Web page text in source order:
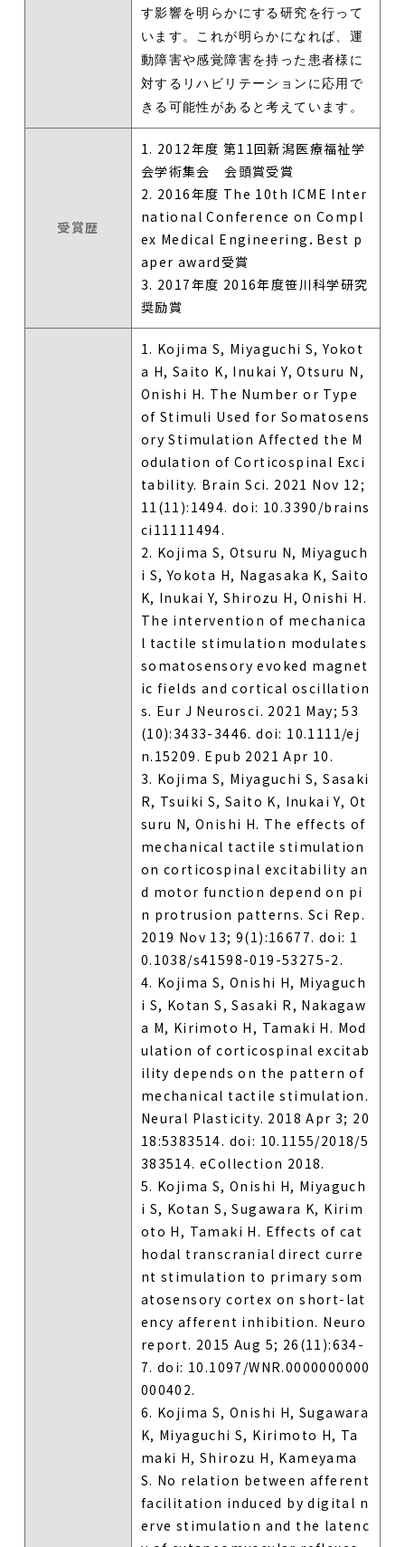
す影響を明らかにする研究を行って
います。これが明らかになれば、運
動障害や感覚障害を持った患者様に
対するリハビリテーションに応用で
きる可能性があると考えています。
受賞歴
1. 2012年度 第11回新潟医療福祉学
会学術集会 会頭賞受賞
2. 2016年度 The 10th ICME Inter
national Conference on Compl
ex Medical Engineering．Best p
aper award受賞
3. 2017年度 2016年度笹川科学研究
奨励賞
1. Kojima S, Miyaguchi S, Yokot
a H, Saito K, Inukai Y, Otsuru N,
Onishi H. The Number or Type
of Stimuli Used for Somatosens
ory Stimulation Affected the M
odulation of Corticospinal Exci
tability. Brain Sci. 2021 Nov 12;
11(11):1494. doi: 10.3390/brains
ci11111494.
2. Kojima S, Otsuru N, Miyaguch
i S, Yokota H, Nagasaka K, Saito
K, Inukai Y, Shirozu H, Onishi H.
The intervention of mechanica
l tactile stimulation modulates
somatosensory evoked magnet
ic fields and cortical oscillation
s. Eur J Neurosci. 2021 May; 53
(10):3433-3446. doi: 10.1111/ej
n.15209. Epub 2021 Apr 10.
3. Kojima S, Miyaguchi S, Sasaki
R, Tsuiki S, Saito K, Inukai Y, Ot
suru N, Onishi H. The effects of
mechanical tactile stimulation
on corticospinal excitability an
d motor function depend on pi
n protrusion patterns. Sci Rep.
2019 Nov 13; 9(1):16677. doi: 1
0.1038/s41598-019-53275-2.
4. Kojima S, Onishi H, Miyaguch
i S, Kotan S, Sasaki R, Nakagaw
a M, Kirimoto H, Tamaki H. Mod
ulation of corticospinal excitab
ility depends on the pattern of
mechanical tactile stimulation.
Neural Plasticity. 2018 Apr 3; 20
18:5383514. doi: 10.1155/2018/5
383514. eCollection 2018.
5. Kojima S, Onishi H, Miyaguch
i S, Kotan S, Sugawara K, Kirim
oto H, Tamaki H. Effects of cat
hodal transcranial direct curre
nt stimulation to primary som
atosensory cortex on short-lat
ency afferent inhibition. Neuro
report. 2015 Aug 5; 26(11):634-
7. doi: 10.1097/WNR.0000000000
000402.
6. Kojima S, Onishi H, Sugawara
K, Miyaguchi S, Kirimoto H, Ta
maki H, Shirozu H, Kameyama
S. No relation between afferent
facilitation induced by digital n
erve stimulation and the latenc